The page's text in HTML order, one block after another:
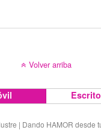
Volver arriba
| Dando HAMOR desde